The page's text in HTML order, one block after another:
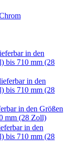
in den
bis 710 mm (28
in den
bis 710 mm (28
in den Größen
mm (28 Zoll)
in den
bis 710 mm (28